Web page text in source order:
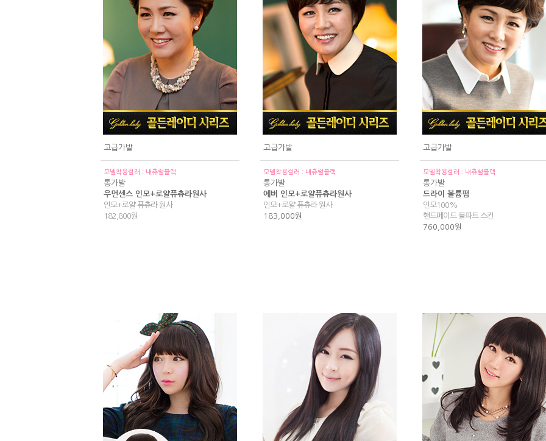
고급가발
모델착용컬러 : 내츄럴블랙
통가발
우먼센스 인모+로얄퓨츄라원사
인모+로얄 퓨츄라 원사
182,800원
고급가발
모델착용컬러 : 내츄럴블랙
통가발
에버 인모+로얄퓨츄라원사
인모+로얄 퓨츄라 원사
183,000원
고급가발
모델착용컬러 : 내츄럴블랙
통가발
드라이 볼륨펌
인모100%
핸드메이드 불파트 스킨
760,000원